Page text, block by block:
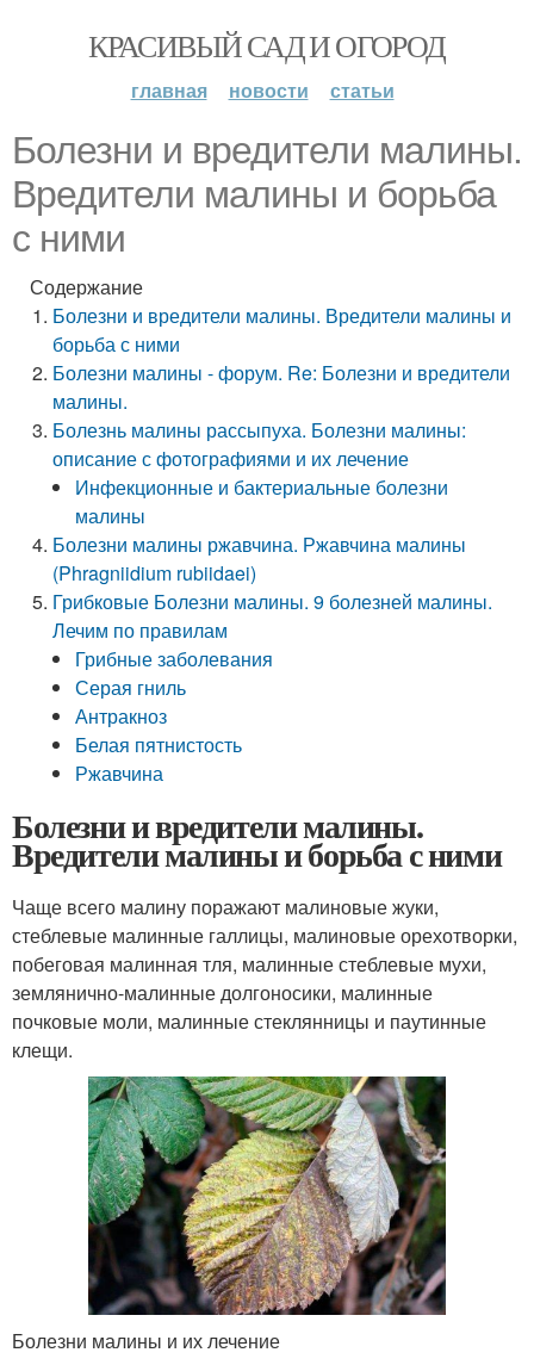
КРАСИВЫЙ САД И ОГОРОД
главная новости статьи
Болезни и вредители малины.
Вредители малины и борьба
с ними
Содержание
Болезни и вредители малины. Вредители малины и
борьба с ними
Болезни малины - форум. Re: Болезни и вредители
малины.
Болезнь малины рассыпуха. Болезни малины:
описание с фотографиями и их лечение
Инфекционные и бактериальные болезни
малины
Болезни малины ржавчина. Ржавчина малины
(Phragniidium rubiidaei)
Грибковые Болезни малины. 9 болезней малины.
Лечим по правилам
Грибные заболевания
Серая гниль
Антракноз
Белая пятнистость
Ржавчина
Болезни и вредители малины.
Вредители малины и борьба с ними
Чаще всего малину поражают малиновые жуки,
стеблевые малинные галлицы, малиновые орехотворки,
побеговая малинная тля, малинные стеблевые мухи,
землянично-малинные долгоносики, малинные
почковые моли, малинные стеклянницы и паутинные
клещи.
Болезни малины и их лечение